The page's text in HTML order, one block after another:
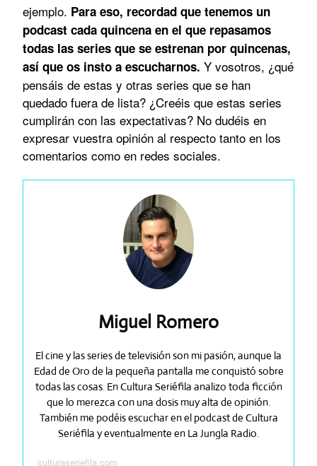
ejemplo. Para eso, recordad que tenemos un
podcast cada quincena en el que repasamos
todas las series que se estrenan por quincenas,
así que os insto a escucharnos. Y vosotros, ¿qué
pensáis de estas y otras series que se han
quedado fuera de lista? ¿Creéis que estas series
cumplirán con las expectativas? No dudéis en
expresar vuestra opinión al respecto tanto en los
comentarios como en redes sociales.
Miguel Romero
El cine y las series de televisión son mi pasión, aunque la
Edad de Oro de la pequeña pantalla me conquistó sobre
todas las cosas. En Cultura Seriéfila analizo toda ficción
que lo merezca con una dosis muy alta de opinión.
También me podéis escuchar en el podcast de Cultura
Seriéfila y eventualmente en La Jungla Radio.
culturaseriefila.com